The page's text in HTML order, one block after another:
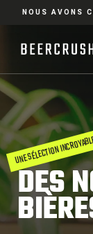
PasserNOUS AVONS
UNE SÉLECTION
DES